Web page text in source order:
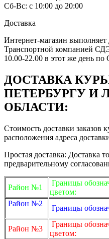
Сб-Вс: с 10:00 до 20:00
Доставка
Интернет-магазин выполняет
Транспортной компанией
10.00-22.00 в этот же день по
ДОСТАВКА
ПЕТЕРБУРГУ И
ОБЛАСТИ:
Стоимость доставки заказов
расположения адреса
Простая доставка: Доставка
предварительному
Район №1
Границы
цветом:
Район №2
Границы
Район №3
Границы
цветом: